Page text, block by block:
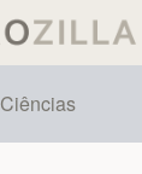
Ciências